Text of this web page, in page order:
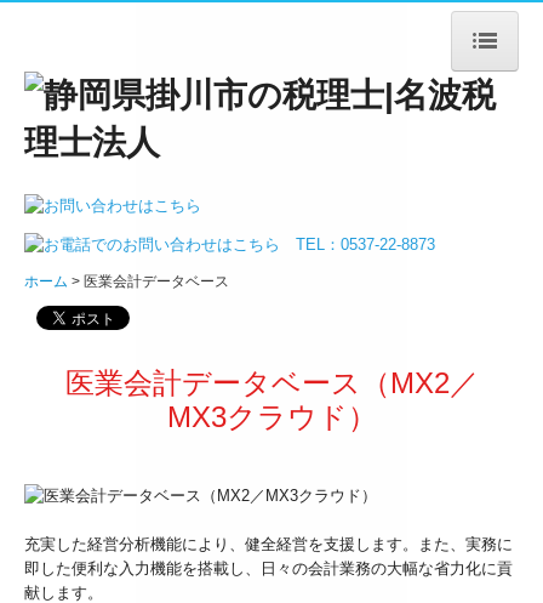
ホーム
ごあいさつ
法人概要
サービス案内
相続税の申告
ホーム 医業会計データベース
医業会計データベース（MX2／
MX3クラウド）
充実した経営分析機能により、健全経営を支援します。また、実務に
即した便利な入力機能を搭載し、日々の会計業務の大幅な省力化に貢
献します。